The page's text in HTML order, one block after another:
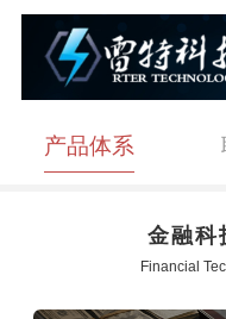
产品体系
金融科
Financial